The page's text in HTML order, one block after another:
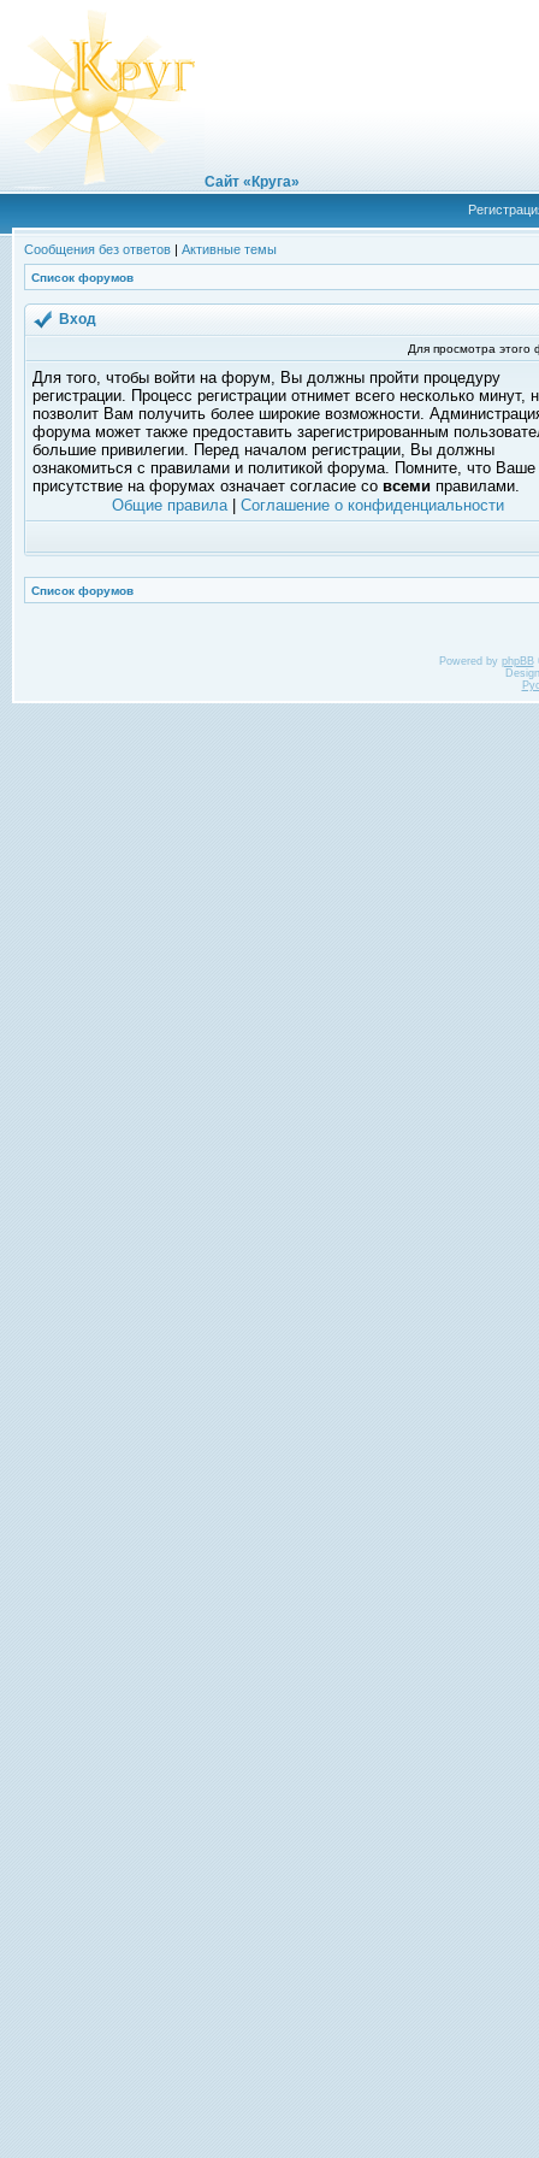
Сайт «Круга»
Сообщения без ответов | Активные темы
Список форумов
Вход
Для просмотра
Для того, чтобы войти на форум, Вы должны пройти процедуру
регистрации. Процесс регистрации отнимет всего несколько минут,
позволит Вам получить более широкие возможности.
форума может также предоставить зарегистрированным
большие привилегии. Перед началом регистрации, Вы должны
ознакомиться с правилами и политикой форума. Помните, что Ваше
присутствие на форумах означает согласие со всеми правилами.
Общие правила| Соглашение о конфиденциальности
Список форумов
Powered by phpBB